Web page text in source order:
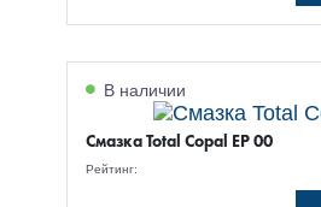
В наличии
Смазка Total Copal EP 00
Рейтинг: